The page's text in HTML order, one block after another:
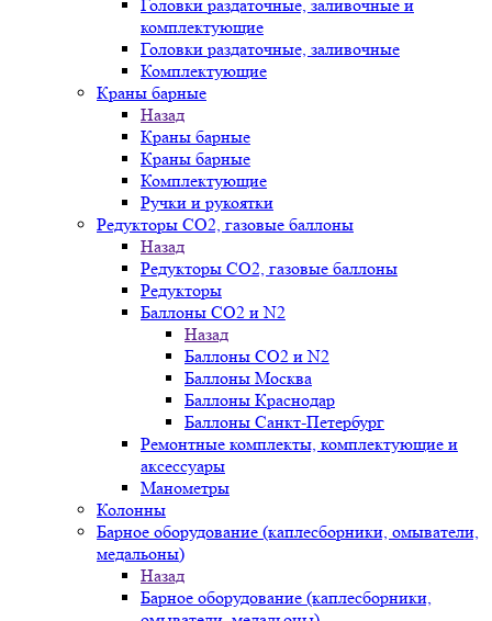
Головки раздаточные, заливочные и
комплектующие
Головки раздаточные, заливочные
Комплектующие
Краны барные
Назад
Краны барные
Краны барные
Комплектующие
Ручки и рукоятки
Редукторы СО2, газовые баллоны
Назад
Редукторы СО2, газовые баллоны
Редукторы
Баллоны СО2 и N2
Назад
Баллоны СО2 и N2
Баллоны Москва
Баллоны Краснодар
Баллоны Санкт-Петербург
Ремонтные комплекты, комплектующие и
аксессуары
Манометры
Колонны
Барное оборудование (каплесборники, омыватели,
медальоны)
Назад
Барное оборудование (каплесборники,